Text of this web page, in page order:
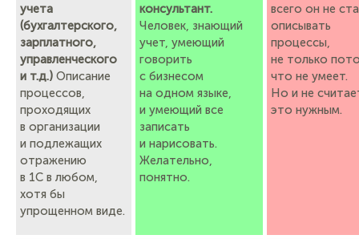
учета
(бухгалтерского,
зарплатного,
управленческого
и т.д.) Описание
процессов,
проходящих
в организации
и подлежащих
отражению
в 1С в любом,
хотя бы
упрощенном виде.
консультант.
Человек, знающий
учет, умеющий
говорить
с бизнесом
на одном языке,
и умеющий все
записать
и нарисовать.
Желательно,
понятно.
всего он не
описывать
процессы,
не только
что не умеет.
Но и не
это нужным.